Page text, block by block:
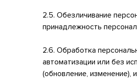
2.5. Обезличивание
принадлежность
2.6. Обработка
автоматизации или без
(обновление, изменение),